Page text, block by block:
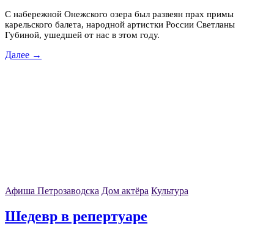
С набережной Онежского озера был развеян прах примы
карельского балета, народной артистки России Светланы
Губиной, ушедшей от нас в этом году.
Далее →
Афиша Петрозаводска Дом актёра Культура
Шедевр в репертуаре